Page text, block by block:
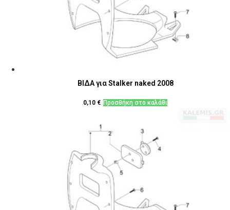
ΒΙΔΑ για Stalker naked 2008
0,10 € Προσθήκη στο καλάθι